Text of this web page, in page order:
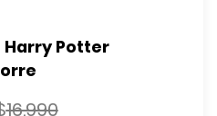
Harry Potter
16.990